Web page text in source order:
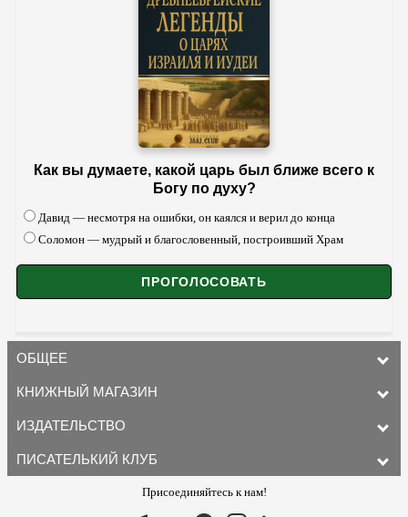
Как вы думаете, какой царь был ближе всего к
Богу по духу?
Давид — несмотря на ошибки, он каялся и верил до конца
Соломон — мудрый и благословенный, построивший Храм
ОБЩЕЕ
КНИЖНЫЙ МАГАЗИН
ИЗДАТЕЛЬСТВО
ПИСАТЕЛЬКИЙ КЛУБ
Присоединяйтесь к нам!